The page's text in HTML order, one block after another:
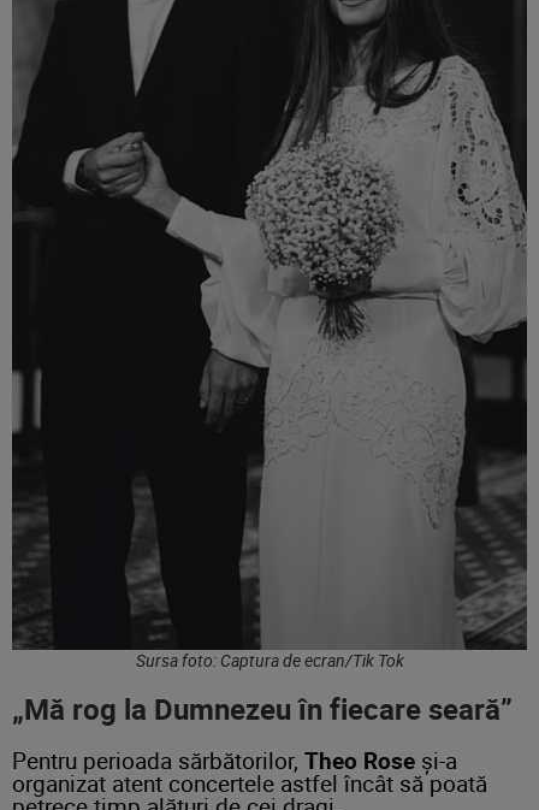
Sursa foto: Captura de ecran/Tik Tok
„Mă rog la Dumnezeu în fiecare seară”
Pentru perioada sărbătorilor, Theo Rose și-a
organizat atent concertele astfel încât să poată